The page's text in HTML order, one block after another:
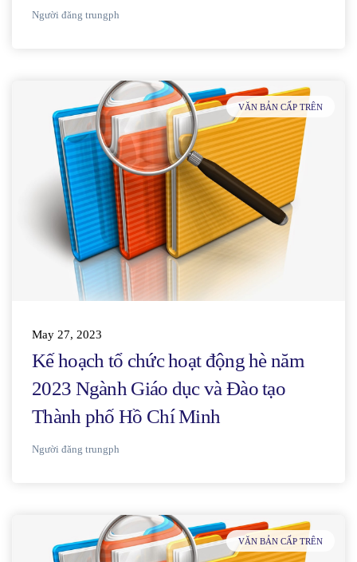
Người đăng trungph
VĂN BẢN CẤP TRÊN
May 27, 2023
Kế hoạch tổ chức hoạt động hè năm
2023 Ngành Giáo dục và Đào tạo
Thành phố Hồ Chí Minh
Người đăng trungph
VĂN BẢN CẤP TRÊN